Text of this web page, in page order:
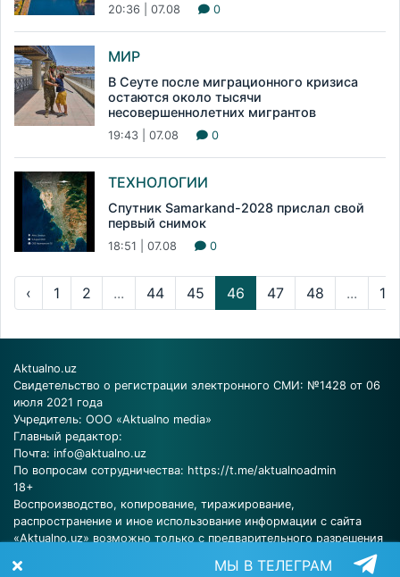
20:36 | 07.08 0
МИР
В Сеуте после миграционного кризиса
остаются около тысячи
несовершеннолетних мигрантов
19:43 | 07.08 0
ТЕХНОЛОГИИ
Спутник Samarkand-2028 прислал свой
первый снимок
18:51 | 07.08 0
‹ 1 2 ... 44 45 46 47 48 ...
Aktualno.uz
Свидетельство о регистрации электронного СМИ: №1428 от 06
июля 2021 года
Учредитель: ООО «Aktualno media»
Главный редактор:
Почта: info@aktualno.uz
По вопросам сотрудничества: https://t.me/aktualnoadmin
18+
Воспроизводство, копирование, тиражирование,
распространение и иное использование информации с сайта
«Aktualno.uz» возможно только с предварительного разрешения
МЫ В ТЕЛЕГРАМ